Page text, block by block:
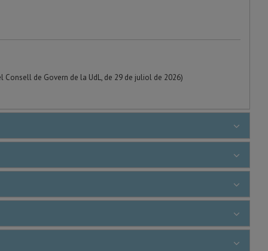
de Govern de la UdL, de 29 de juliol de 2026)